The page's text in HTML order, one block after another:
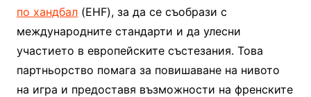
по хандбал(EHF), за да се съобрази с
международните стандарти и да улесни
участието в европейските състезания. Това
партньорство помага за повишаване на нивото
на игра и предоставя възможности на френските